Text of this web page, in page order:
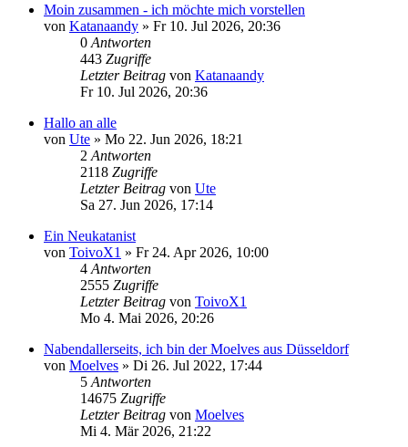
Moin zusammen - ich möchte mich vorstellen
von Katanaandy » Fr 10. Jul 2026, 20:36
0 Antworten
443 Zugriffe
Letzter Beitrag von Katanaandy
Fr 10. Jul 2026, 20:36
Hallo an alle
von Ute » Mo 22. Jun 2026, 18:21
2 Antworten
2118 Zugriffe
Letzter Beitrag von Ute
Sa 27. Jun 2026, 17:14
Ein Neukatanist
von ToivoX1 » Fr 24. Apr 2026, 10:00
4 Antworten
2555 Zugriffe
Letzter Beitrag von ToivoX1
Mo 4. Mai 2026, 20:26
Nabendallerseits, ich bin der Moelves aus Düsseldorf
von Moelves » Di 26. Jul 2022, 17:44
5 Antworten
14675 Zugriffe
Letzter Beitrag von Moelves
Mi 4. Mär 2026, 21:22